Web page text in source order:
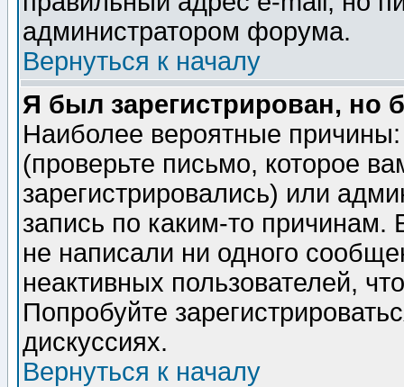
администратором форума.
Вернуться к началу
Я был зарегистрирован, но
Наиболее вероятные
(проверьте письмо, которое
зарегистрировались) или
запись по каким-то
не написали ни одного
неактивных пользователей,
Попробуйте
дискуссиях.
Вернуться к началу